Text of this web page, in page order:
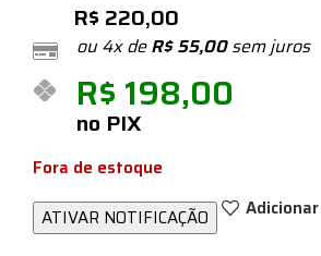
R$ 220,00
ou 4x deR$55,00sem juros
R$ 198,00
no PIX
Fora de estoque